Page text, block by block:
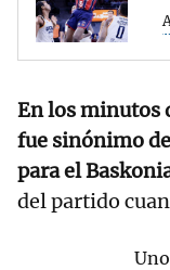
En los minutos
fue sinónimo
para el
del partido